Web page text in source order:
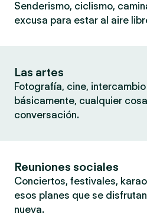
Senderismo, ciclismo,
excusa para estar al aire
Las artes
Fotografía, cine,
básicamente, cualquier
conversación.
Reuniones sociales
Conciertos, festivales,
esos planes que se
nueva.